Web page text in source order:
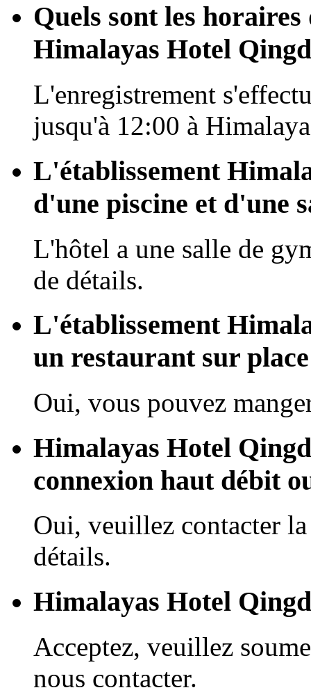
Quels sont les
Himalayas Hotel
L'enregistrement
jusqu'à 12:00 à
L'établissement
d'une piscine et d'une
L'hôtel a une salle de
de détails.
L'établissement
un restaurant sur
Oui, vous pouvez
Himalayas Hotel
connexion haut débit
Oui, veuillez contacter
détails.
Himalayas Hotel
Acceptez, veuillez
nous contacter.